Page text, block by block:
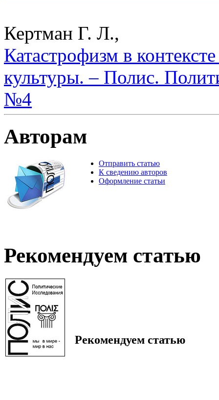
Кертман Г. Л.,
Катастрофизм в
культуры. – Полис.
№4
Авторам
Отправить статью
К сведению авторов
Оформление статьи
Рекомендуем статью
Рекомендуем статью